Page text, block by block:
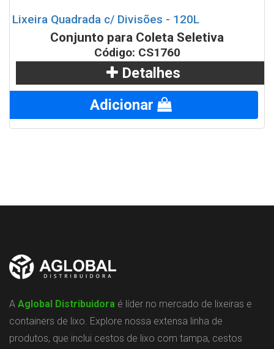
Lixeira Quadrada c/ Divisões - 120L
Conjunto para Coleta Seletiva
Código: CS1760
Detalhes
Adicionar
A Aglobal Distribuidora é líder no mercado de lixeiras e
containers de lixo. Explore nossa extensa linha de
produtos, que inclui cestos de lixo com tampa, cestos